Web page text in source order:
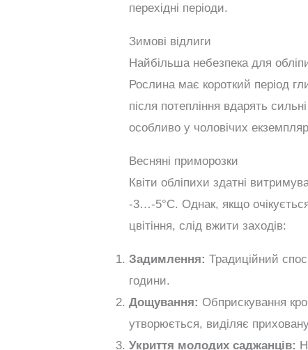
перехідні періоди.
Зимові відлиги
Найбільша небезпека для
Рослина має короткий період
після потепління вдарять
особливо у чоловічих
Весняні приморозки
Квіти обліпихи здатні
-3…-5°C. Однак, якщо
цвітіння, слід вжити заходів:
Задимлення: Традиційний
години.
Дощування: Обприскування
утворюється, виділяє
Укриття молодих саджанців: